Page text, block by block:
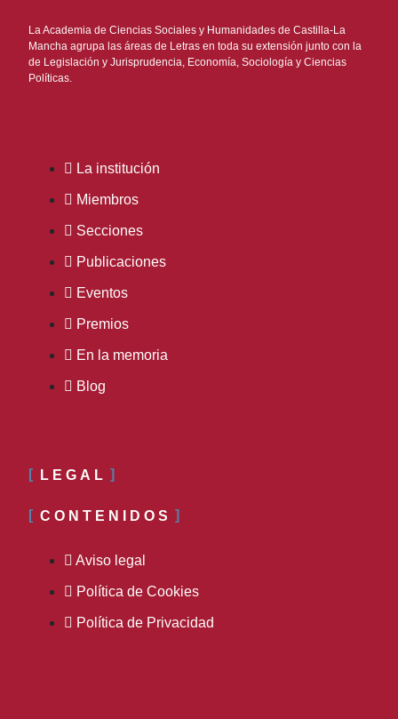
La Academia de Ciencias Sociales y Humanidades de Castilla-La
Mancha agrupa las áreas de Letras en toda su extensión junto con la
de Legislación y Jurisprudencia, Economía, Sociología y Ciencias
Políticas.
La institución
Miembros
Secciones
Publicaciones
Eventos
Premios
En la memoria
Blog
LEGAL
CONTENIDOS
Aviso legal
Política de Cookies
Política de Privacidad